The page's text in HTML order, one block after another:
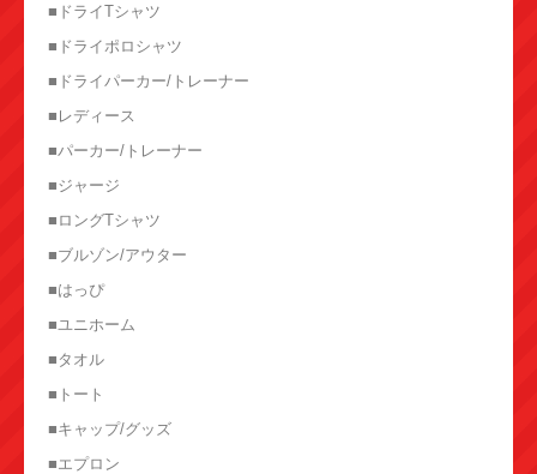
■ドライTシャツ
■ドライポロシャツ
■ドライパーカー/トレーナー
■レディース
■パーカー/トレーナー
■ジャージ
■ロングTシャツ
■ブルゾン/アウター
■はっぴ
■ユニホーム
■タオル
■トート
■キャップ/グッズ
■エプロン